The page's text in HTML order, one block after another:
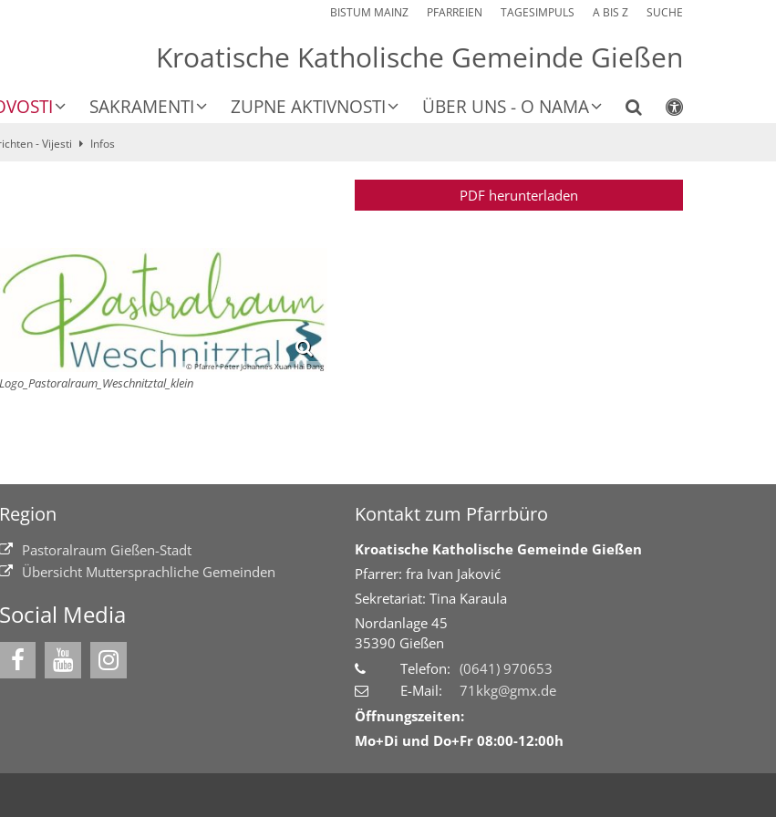
BISTUM MAINZ PFARREIEN TAGESIMPULS A BIS Z SUCHE
Kroatische Katholische Gemeinde Gießen
SAKRAMENTI ZUPNE AKTIVNOSTI ÜBER UNS - O NAMA
- Vijesti Infos
© Pfarrer Peter Johannes Xuan Hai Dang
Logo_Pastoralraum_Weschnitztal_klein
PDF herunterladen
Region
Pastoralraum Gießen-Stadt
Übersicht Muttersprachliche Gemeinden
Social Media
Kontakt zum Pfarrbüro
Kroatische Katholische Gemeinde Gießen
Pfarrer: fra Ivan Jaković
Sekretariat: Tina Karaula
Nordanlage 45
35390 Gießen
Telefon: (0641) 970653
E-Mail:
71kkg@gmx.de
Öffnungszeiten:
Mo+Di und Do+Fr 08:00-12:00h